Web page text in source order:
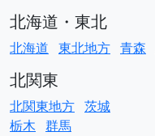
北海道・東北
北海道 東北地方 青森
北関東
北関東地方 茨城
栃木 群馬